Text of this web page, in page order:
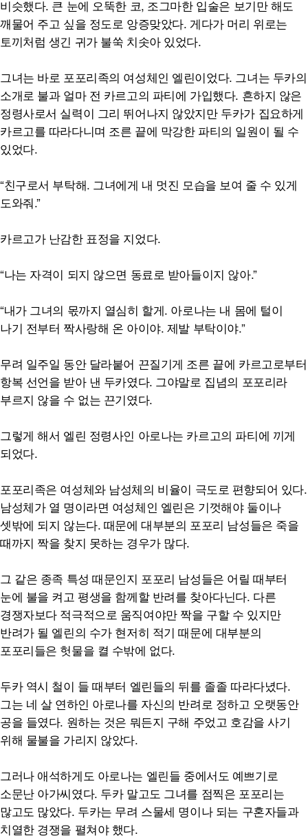
비슷했다. 큰 눈에 오뚝한 코, 조그마한 입술은 보기만 해도
깨물어 주고 싶을 정도로 앙증맞았다. 게다가 머리 위로는
토끼처럼 생긴 귀가 불쑥 치솟아 있었다.
그녀는 바로 포포리족의 여성체인 엘린이었다. 그녀는 두카의
소개로 불과 얼마 전 카르고의 파티에 가입했다. 흔하지 않은
정령사로서 실력이 그리 뛰어나지 않았지만 두카가 집요하게
카르고를 따라다니며 조른 끝에 막강한 파티의 일원이 될 수
있었다.
“친구로서 부탁해. 그녀에게 내 멋진 모습을 보여 줄 수 있게
도와줘.”
카르고가 난감한 표정을 지었다.
“나는 자격이 되지 않으면 동료로 받아들이지 않아.”
“내가 그녀의 몫까지 열심히 할게. 아로나는 내 몸에 털이
나기 전부터 짝사랑해 온 아이야. 제발 부탁이야.”
무려 일주일 동안 달라붙어 끈질기게 조른 끝에 카르고로부터
항복 선언을 받아 낸 두카였다. 그야말로 집념의 포포리라
부르지 않을 수 없는 끈기였다.
그렇게 해서 엘린 정령사인 아로나는 카르고의 파티에 끼게
되었다.
포포리족은 여성체와 남성체의 비율이 극도로 편향되어 있다.
남성체가 열 명이라면 여성체인 엘린은 기껏해야 둘이나
셋밖에 되지 않는다. 때문에 대부분의 포포리 남성들은 죽을
때까지 짝을 찾지 못하는 경우가 많다.
그 같은 종족 특성 때문인지 포포리 남성들은 어릴 때부터
눈에 불을 켜고 평생을 함께할 반려를 찾아다닌다. 다른
경쟁자보다 적극적으로 움직여야만 짝을 구할 수 있지만
반려가 될 엘린의 수가 현저히 적기 때문에 대부분의
포포리들은 헛물을 켤 수밖에 없다.
두카 역시 철이 들 때부터 엘린들의 뒤를 졸졸 따라다녔다.
그는 네 살 연하인 아로나를 자신의 반려로 정하고 오랫동안
공을 들였다. 원하는 것은 뭐든지 구해 주었고 호감을 사기
위해 물불을 가리지 않았다.
그러나 애석하게도 아로나는 엘린들 중에서도 예쁘기로
소문난 아가씨였다. 두카 말고도 그녀를 점찍은 포포리는
많고도 많았다. 두카는 무려 스물세 명이나 되는 구혼자들과
치열한 경쟁을 펼쳐야 했다.